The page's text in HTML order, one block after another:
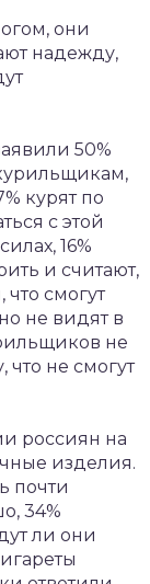
они
надежду,
50%
курят по
с этой
16%
и считают,
что смогут
не видят в
не
что не смогут
россиян на
изделия.
почти
34%
ли они